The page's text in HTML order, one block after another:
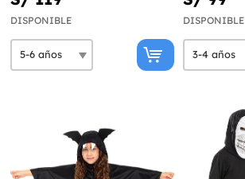
DISPONIBLE DISPONIBLE